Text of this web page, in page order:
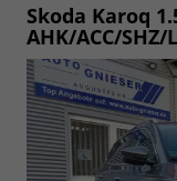
Skoda Karoq
AHK/ACC/SHZ/